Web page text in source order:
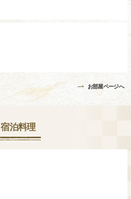
お部屋ページへ
宿泊料理